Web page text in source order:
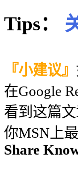
Tips：
『小建议』
在Google
看到这篇
你MSN上
Share